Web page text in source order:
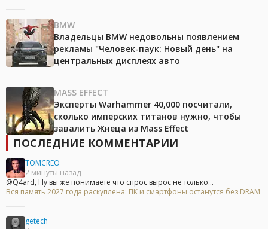
BMW
Владельцы BMW недовольны появлением
рекламы "Человек-паук: Новый день" на
центральных дисплеях авто
MASS EFFECT
Эксперты Warhammer 40,000 посчитали,
сколько имперских титанов нужно, чтобы
завалить Жнеца из Mass Effect
ПОСЛЕДНИЕ КОММЕНТАРИИ
TOMCREO
2 минуты назад
@Q4ard, Ну вы же понимаете что спрос вырос не только...
Вся память 2027 года раскуплена: ПК и смартфоны останутся без DRAM
getech